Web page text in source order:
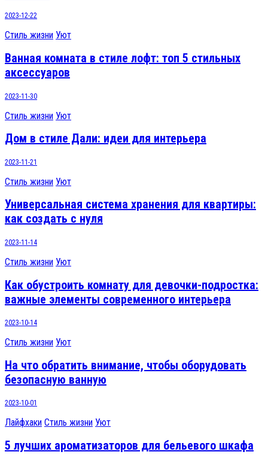
2023-12-22
Стиль жизни Уют
Ванная комната в стиле лофт: топ 5 стильных
аксессуаров
2023-11-30
Стиль жизни Уют
Дом в стиле Дали: идеи для интерьера
2023-11-21
Стиль жизни Уют
Универсальная система хранения для квартиры:
как создать с нуля
2023-11-14
Стиль жизни Уют
Как обустроить комнату для девочки-подростка:
важные элементы современного интерьера
2023-10-14
Стиль жизни Уют
На что обратить внимание, чтобы оборудовать
безопасную ванную
2023-10-01
Лайфхаки Стиль жизни Уют
5 лучших ароматизаторов для бельевого шкафа